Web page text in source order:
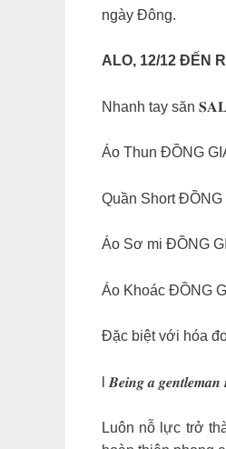
ngày Đông.
ALO, 12/12 ĐẾN
Nhanh tay săn
Áo Thun ĐỒNG
Quần Short ĐỒNG
Áo Sơ mi ĐỒNG
Áo Khoác ĐỒNG
Đặc biệt với hóa
l 𝑩𝒆𝒊𝒏𝒈 𝒂 𝒈𝒆𝒏𝒕𝒍𝒆𝒎𝒂𝒏
Luôn nỗ lực trở